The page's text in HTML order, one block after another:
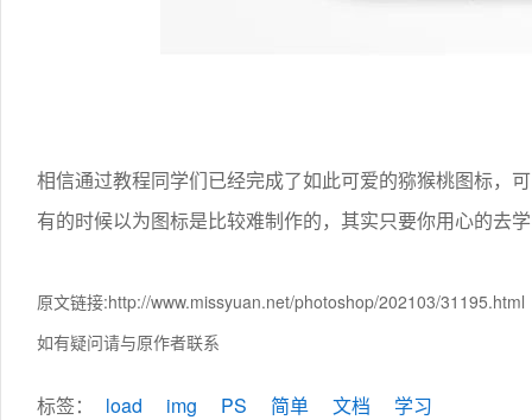
相信通过教程同学们已经完成了如此可爱的猕猴桃图标，
有的时候以为图标是比较难制作的，其实只要你用心的去
原文链接:http://www.missyuan.net/photoshop/202103/31195.html
如有疑问请与原作者联系
标签： load img PS 简单 文档 学习